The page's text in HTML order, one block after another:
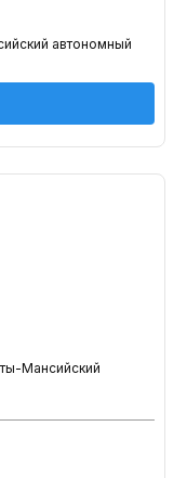
автономный
Мансийский